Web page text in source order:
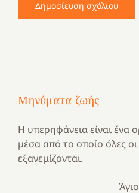
Μηνύματα ζωής
Η υπερηφάνεια είναι ένα
μέσα από το οποίο όλες
εξανεμίζονται.